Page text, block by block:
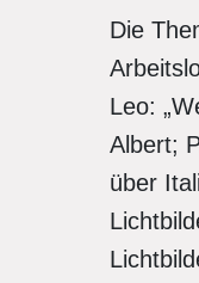
Die
Leo:
Albert;
über